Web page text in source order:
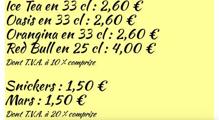
Ice Tea en 33 cl : 2,60 €
Oasis en 33 cl : 2,60 €
Orangina en 33 cl : 2,60 €
Red Bull en 25 cl : 4,00 €
Dont T.V.A. à 10 % comprise
Snickers : 1,50 €
Mars : 1,50 €
Dont T.V.A. à 20 % comprise